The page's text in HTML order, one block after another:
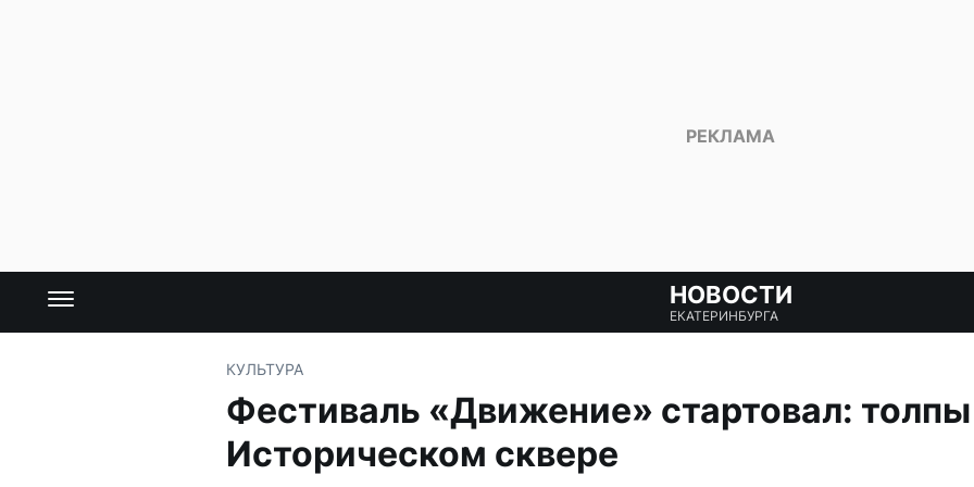
НОВОСТИ
ЕКАТЕРИНБУРГА
КУЛЬТУРА
Фестиваль «Движение» стартовал:
Историческом сквере